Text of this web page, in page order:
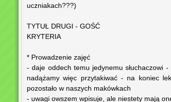
uczniakach???)
TYTUŁ DRUGI - GOŚĆ
KRYTERIA
* Prowadzenie zajęć
- daje oddech temu jedynemu słuchaczowi
nadążamy więc przytakiwać - na koniec
pozostało w naszych makówkach
- uwagi owszem wpisuje, ale niestety mają